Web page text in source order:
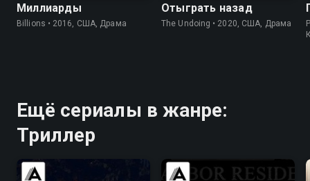
Миллиарды
Billions • 2016, США, Драма
Отыграть назад
The Undoing • 2020, США, Драма
Ещё сериалы в жанре:
Триллер